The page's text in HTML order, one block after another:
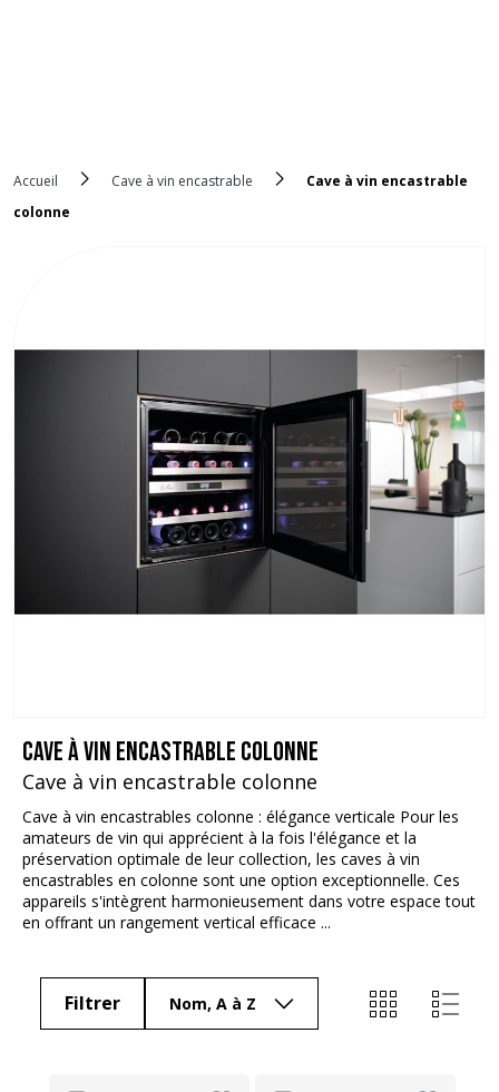
Accueil Cave à vin encastrable
Cave à vin encastrable
colonne
Cave à vin encastrable colonne
Cave à vin encastrable colonne
Cave à vin encastrables colonne : élégance verticale Pour les
amateurs de vin qui apprécient à la fois l'élégance et la
préservation optimale de leur collection, les caves à vin
encastrables en colonne sont une option exceptionnelle. Ces
appareils s'intègrent harmonieusement dans votre espace tout
en offrant un rangement vertical efficace ...
Filtrer Nom, A à Z